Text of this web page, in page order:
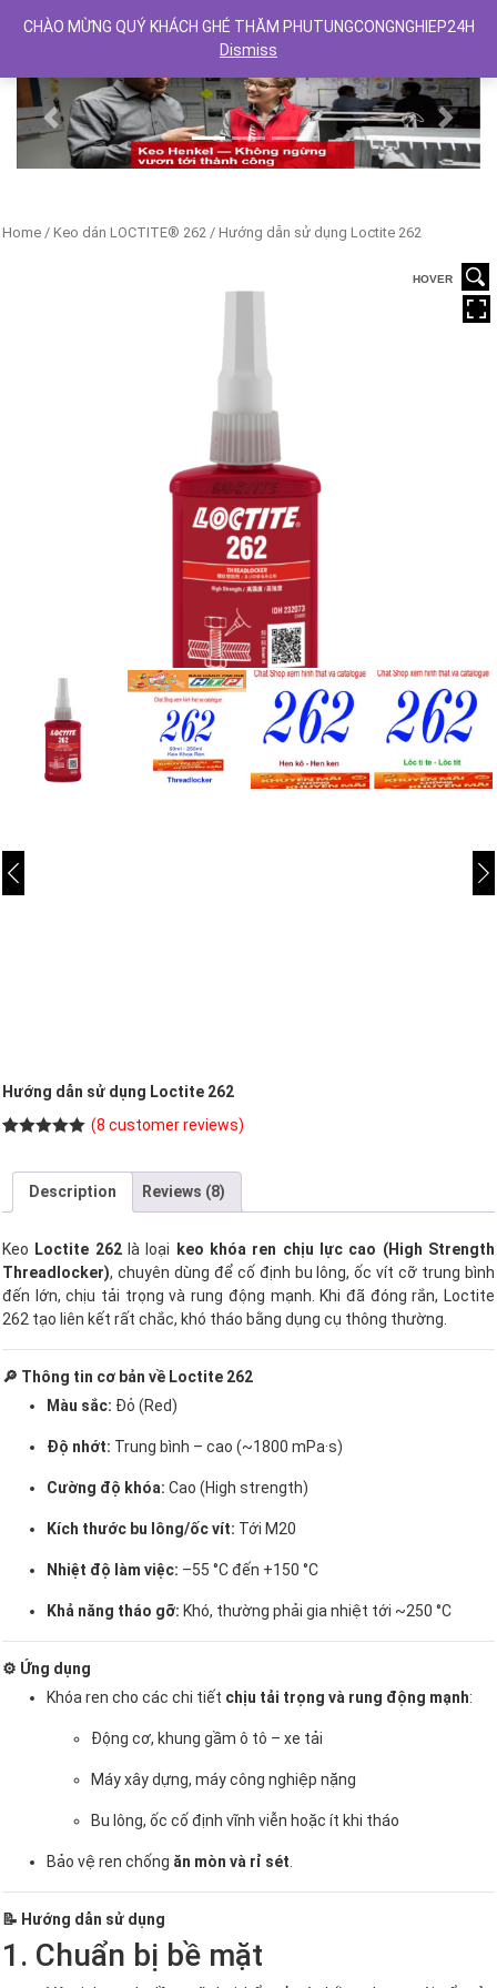
Previous Next
Home / Keo dán LOCTITE® 262 / Hướng dẫn sử dụng Loctite 262
HOVER
Hướng dẫn sử dụng Loctite 262
customer
ratings
(8 customer reviews)
Description Reviews (8)
Keo Loctite 262là loại
keo khóa ren chịu lực cao (High Strength
Threadlocker), chuyên dùng để cố định bu lông, ốc vít cỡ trung bình
đến lớn, chịu tải trọng và rung động mạnh. Khi đã đóng rắn, Loctite
262 tạo liên kết rất chắc, khó tháo bằng dụng cụ thông thường.
🔎 Thông tin cơ bản về Loctite 262
Màu sắc: Đỏ (Red)
Độ nhớt: Trung bình – cao (~1800 mPa·s)
Cường độ khóa: Cao (High strength)
Kích thước bu lông/ốc vít: Tới M20
Nhiệt độ làm việc: –55 °C đến +150 °C
Khả năng tháo gỡ: Khó, thường phải gia nhiệt tới ~250 °C
⚙️ Ứng dụng
Khóa ren cho các chi tiết chịu tải trọng và rung động mạnh:
Động cơ, khung gầm ô tô – xe tải
Máy xây dựng, máy công nghiệp nặng
Bu lông, ốc cố định vĩnh viễn hoặc ít khi tháo
Bảo vệ ren chống ăn mòn và rỉ sét
📝 Hướng dẫn sử dụng
1. Chuẩn bị bề mặt
CHÀO MỪNG QUÝ KHÁCH GHÉ THĂM PHUTUNGCONGNGHIEP24H
Dismiss